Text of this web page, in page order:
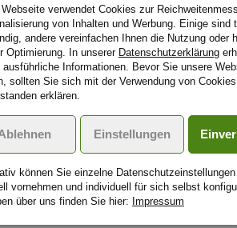
edle schwarze Lederausstattung für Sitze, Lenkrad
die Vordersitze, einer Klimaautomatik und dunkel
Klima an Bord.
Benzinmotor und 104 kW (141 PS)
und verbraucht im Gesamtzyklus lediglich 8,0 Liter
Webseite verwendet Cookies zur
von Inhalten und Werbung. Einige sind
andere vereinfachen Ihnen die Nutzung oder
Optimierung. In unserer Datenschutzerklärung
ausführliche Informationen. Bevor Sie unsere
sollten Sie sich mit der Verwendung von Cookies
erklären.
Einstellungen
können Sie einzelne
vor­nehmen und indivi­duell für sich selbst
über uns finden Sie hier: Impressum